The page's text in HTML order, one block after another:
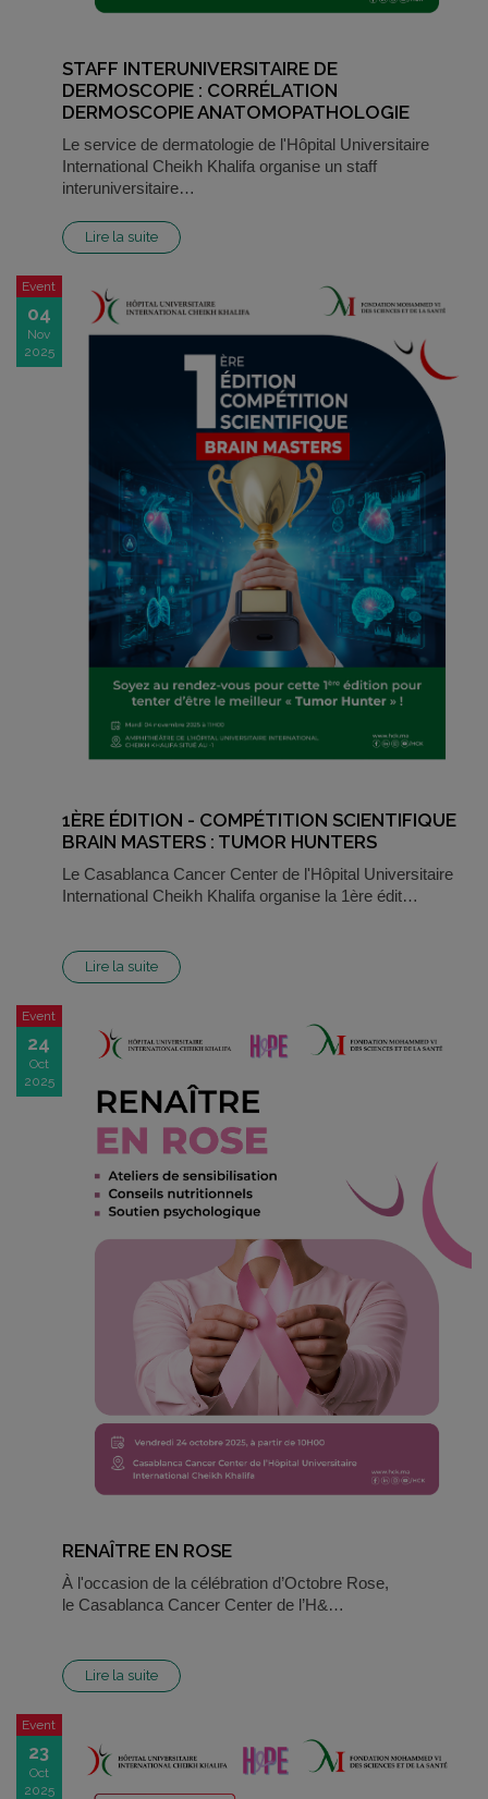
STAFF INTERUNIVERSITAIRE DE
DERMOSCOPIE : CORRÉLATION
DERMOSCOPIE ANATOMOPATHOLOGIE
Le service de dermatologie de l'Hôpital Universitaire
International Cheikh Khalifa organise un staff
interuniversitaire…
Lire la suite
Event
04
Nov
2025
1ÈRE ÉDITION - COMPÉTITION SCIENTIFIQUE
BRAIN MASTERS : TUMOR HUNTERS
Le Casablanca Cancer Center de l'Hôpital Universitaire
International Cheikh Khalifa organise la 1ère édit…
Lire la suite
Event
24
Oct
2025
RENAÎTRE EN ROSE
À l'occasion de la célébration d’Octobre Rose,
le Casablanca Cancer Center de l’H&…
Lire la suite
Event
23
Oct
2025